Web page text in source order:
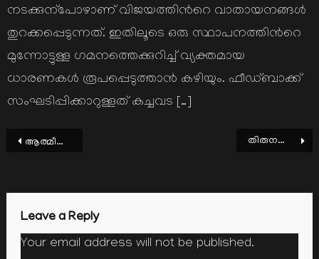
നടക്കുന്പോഴാണ് വിജയത്തിന്‍റെ വാതായനങ്ങള്‍
തുറക്കപ്പെടുന്നത്. ഇതിലൂടെ ഒരു സ്ഥാപനത്തിന്‍റെ
മുന്നോട്ടുള്ള ഗമനത്തെക്കുറിച്ച് വ്യക്തമായ
ധാരണകള്‍ രൂപപ്പെടുത്താന്‍ കഴിയും. ഫീഡ്ബാക്ക്
സംഘടിപ്പിക്കാറുള്ളത് കച്ചവട […]
Post
ആത്മീയതയുടെ പൂര്‍ണ്ണത തിരുനബി (സ്വ)യുടെ അമാനുഷികത
Leave a Reply
Your email address will not be published.